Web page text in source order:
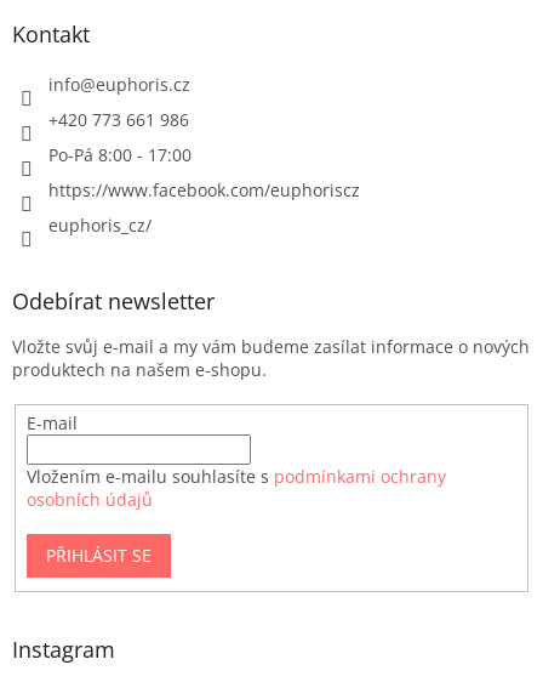
Kontakt
info@euphoris.cz
+420 773 661 986
Po-Pá 8:00 - 17:00
https://www.facebook.com/euphoriscz
euphoris_cz/
Odebírat newsletter
Vložte svůj e-mail a my vám budeme zasílat informace o nových
produktech na našem e-shopu.
E-mail
Vložením e-mailu souhlasíte s podmínkami ochrany
osobních údajů
PŘIHLÁSIT SE
Instagram